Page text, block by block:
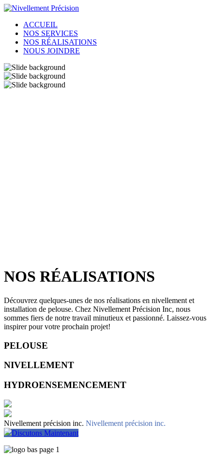
ACCUEIL
NOS SERVICES
NOS RÉALISATIONS
NOUS JOINDRE
NOS RÉALISATIONS
Découvrez quelques-unes de nos réalisations en nivellement et
installation de pelouse. Chez Nivellement Précision Inc, nous
sommes fiers de notre travail minutieux et passionné. Laissez-vous
inspirer pour votre prochain projet!
PELOUSE
NIVELLEMENT
HYDROENSEMENCEMENT
Nivellement précision inc. Nivellement précision inc.
Discutons Maintenant